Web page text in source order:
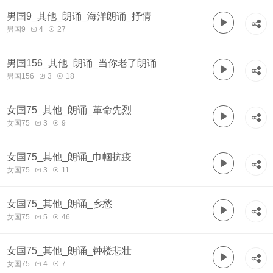
男国9_其他_朗诵_海洋朗诵_抒情
男国9 4 27
男国156_其他_朗诵_当你老了朗诵
男国156 3 18
女国75_其他_朗诵_革命先烈
女国75 3 9
女国75_其他_朗诵_巾帼抗疫
女国75 3 11
女国75_其他_朗诵_乡愁
女国75 5 46
女国75_其他_朗诵_钟楼悲壮
女国75 4 7